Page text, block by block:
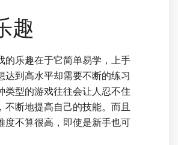
趣
的乐趣在于它简单易学，上手
达到高水平却需要不断的练习
类型的游戏往往会让人忍不住
不断地提高自己的技能。而且
度不算很高，即使是新手也可